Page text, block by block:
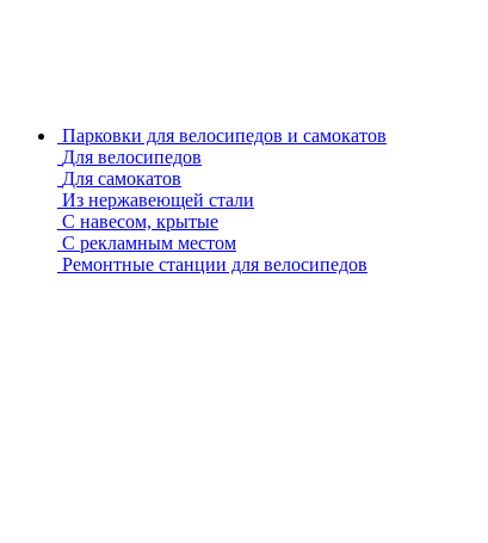
Парковки для велосипедов и самокатов
Для велосипедов
Для самокатов
Из нержавеющей стали
С навесом, крытые
С рекламным местом
Ремонтные станции для велосипедов